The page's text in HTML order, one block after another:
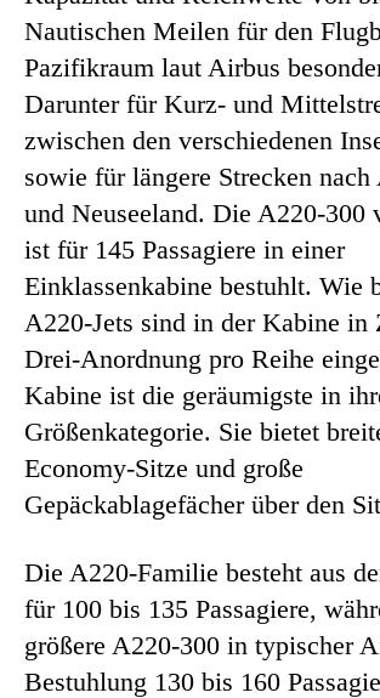
Nautischen Meilen für den
Pazifikraum laut Airbus
Darunter für Kurz- und
zwischen den verschiedenen
sowie für längere Strecken nach
und Neuseeland. Die A220-300
ist für 145 Passagiere in einer
Einklassenkabine bestuhlt. Wie
A220-Jets sind in der Kabine in
Drei-Anordnung pro Reihe
Kabine ist die geräumigste in
Größenkategorie. Sie bietet
Economy-Sitze und große
Gepäckablagefächer über den
Die A220-Familie besteht aus
für 100 bis 135 Passagiere,
größere A220-300 in typischer
Bestuhlung 130 bis 160